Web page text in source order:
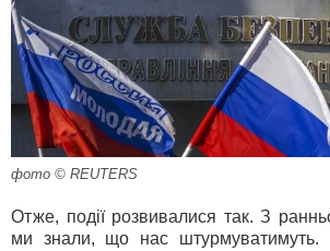
фото © REUTERS
Отже, події розвивалися так. З
ми знали, що нас штурмуватимуть.